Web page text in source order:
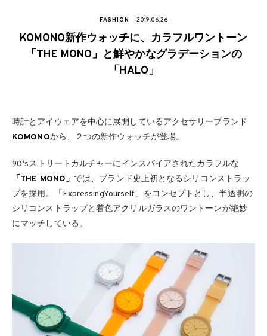
FASHION 2019.06.26
KOMONO新作ウォッチに、カラフルワントーン
「THE MONO」と鮮やかなグラデーションの
「HALO」
時計とアイウェアを中心に展開しているアクセサリーブランド
KOMONOから、２つの新作ウォッチが登場。
90‘sストリートカルチャーにインスパイアされたカラフルな
「THE MONO」 では、ブランド史上初となるシリコンストラッ
プを採用。「ExpressingYourself」をコンセプトとし、半透明の
シリコンストラップと着色アクリルガラスのワントーンが絶妙
にマッチしている。